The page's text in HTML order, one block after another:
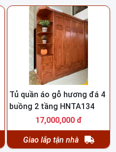
Tủ quần áo gỗ hương đá 4
buồng 2 tầng HNTA134
17,000,000 đ
Giao lắp tận nhà